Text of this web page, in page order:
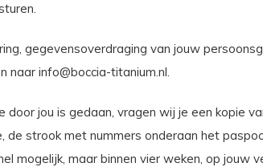
gegevensoverdraging van jouw
naar info@boccia-titanium.nl.
jou is gedaan, vragen wij je een kopie
de strook met nummers onderaan het
mogelijk, maar binnen vier weken, op jouw